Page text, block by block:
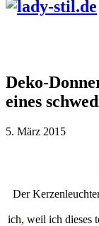
Deko-
eines
5. März 2015
Der
ich, weil ich dieses